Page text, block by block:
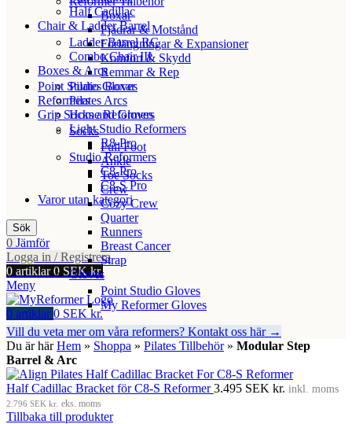
Boxar
Fjädrar & Motstånd
Förlängningar & Expansioner
Komfort & Skydd
Remmar & Rep
Point Studio Gloves
Reformers
Home Reformers
Light Studio Reformers
R8-Pro
Studio Reformers
C8-Pro
C8-S Pro
Varor utan kategori
Sök
0 Jämför
Logga in / Registrera
0 artiklar0 SEK kr.
Meny
0 artiklar0 SEK kr.
Half Cadillac
Chair & Ladder Barrel
Ladder Barrel RC
Combo Chair III
Boxes & Arcs
Pilates Boxar
Pilates Arcs
Grip Socks and Gloves
Socks
Full Foot
Ankle
Toe Socks
Crew
Cozy Crew
Quarter
Runners
Breast Cancer
Strap
Gloves
Point Studio Gloves
My Reformer Gloves
Vill du veta mer om våra reformers? Kontakt oss här →
Du är härHem » Shoppa » Pilates Tillbehör» Modular Step
Barrel & Arc
Half Cadillac Bracket för C8-S Reformer3.495 SEK kr. inkl. moms
2.796 SEK kr. eks. moms
Tillbaka till produkter